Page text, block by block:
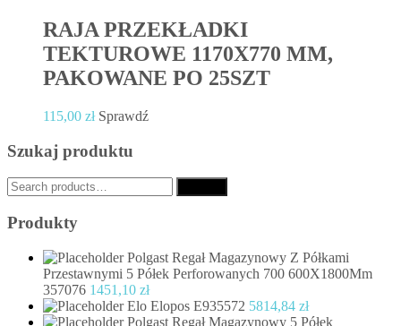
RAJA PRZEKŁADKI
TEKTUROWE 1170X770 MM,
PAKOWANE PO 25SZT
115,00 zł Sprawdź
Szukaj produktu
Search
for:
Produkty
Polgast Regał Magazynowy Z Półkami
Przestawnymi 5 Półek Perforowanych 700 600X1800Mm
357076 1451,10 zł
Elo Elopos E935572 5814,84 zł
Polgast Regał Magazynowy 5 Półek